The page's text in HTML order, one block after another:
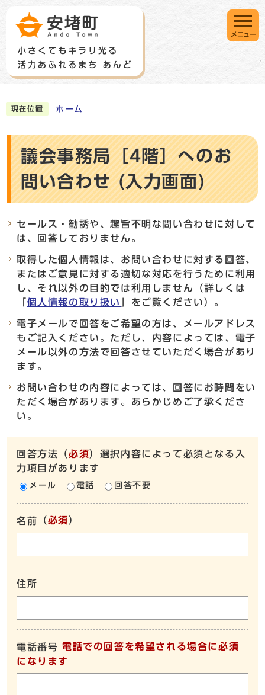
メニュー
現在位置 ホーム
議会事務局［4階］へのお
問い合わせ (入力画面)
セールス・勧誘や、趣旨不明な問い合わせに対して
は、回答しておりません。
取得した個人情報は、お問い合わせに対する回答、
またはご意見に対する適切な対応を行うために利用
し、それ以外の目的では利用しません（詳しくは
個人情報の取り扱い 」をご覧ください）。
電子メールで回答をご希望の方は、メールアドレス
もご記入ください。ただし、内容によっては、電子
メール以外の方法で回答させていただく場合があり
ます。
お問い合わせの内容によっては、回答にお時間をい
ただく場合があります。あらかじめご了承くださ
い。
回答方法 （必須）選択内容によって必須となる入
力項目があります
メール 電話 回答不要
名前 （必須）
住所
電話番号 電話での回答を希望される場合に必須
になります